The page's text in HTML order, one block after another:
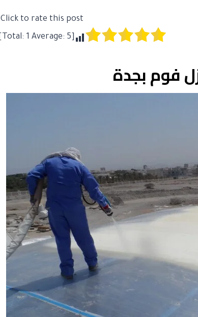
Click to rate this post!
1 Average: 5
فوم بجدة